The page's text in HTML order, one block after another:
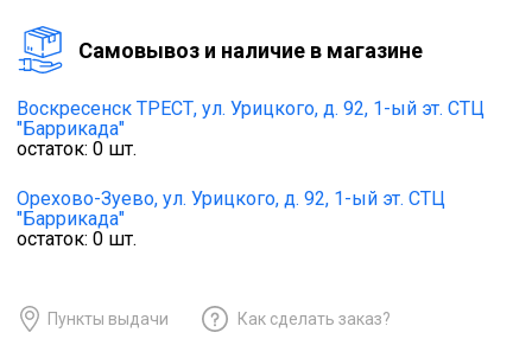
Cамовывоз и наличие в магазине
Воскресенск ТРЕСТ, ул. Урицкого, д. 92, 1-ый эт. СТЦ
"Баррикада"
остаток: 0 шт.
Орехово-Зуево, ул. Урицкого, д. 92, 1-ый эт. СТЦ
"Баррикада"
остаток: 0 шт.
Пункты выдачи Как сделать заказ?